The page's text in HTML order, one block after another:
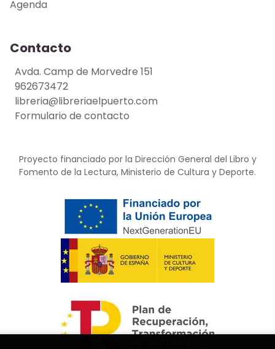
Agenda
Contacto
Avda. Camp de Morvedre 151
962673472
libreria@libreriaelpuerto.com
Formulario de contacto
Proyecto financiado por la Dirección General del Libro y
Fomento de la Lectura, Ministerio de Cultura y Deporte.